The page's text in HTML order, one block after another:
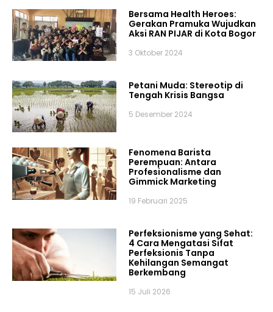
Bersama Health Heroes:
Gerakan Pramuka Wujudkan
Aksi RAN PIJAR di Kota Bogor
3 Oktober 2024
Petani Muda: Stereotip di
Tengah Krisis Bangsa
5 Desember 2024
Fenomena Barista
Perempuan: Antara
Profesionalisme dan
Gimmick Marketing
19 Februari 2025
Perfeksionisme yang Sehat:
4 Cara Mengatasi Sifat
Perfeksionis Tanpa
Kehilangan Semangat
Berkembang
15 Juli 2026